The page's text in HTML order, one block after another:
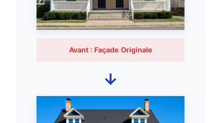
Avant : Façade Originale
→